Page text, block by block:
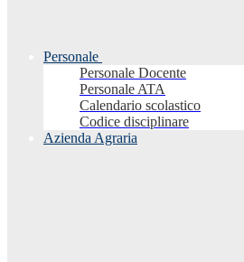
Personale
Personale Docente
Personale ATA
Calendario scolastico
Codice disciplinare
Azienda Agraria